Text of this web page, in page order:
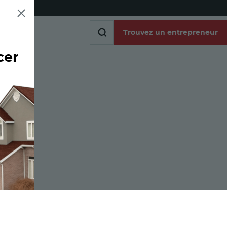
Trouvez un entrepreneur
le lien
via un lien